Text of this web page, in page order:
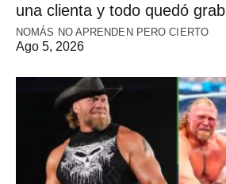
una clienta y todo quedó
NOMÁS NO APRENDEN PERO CIERTO
Ago 5, 2026